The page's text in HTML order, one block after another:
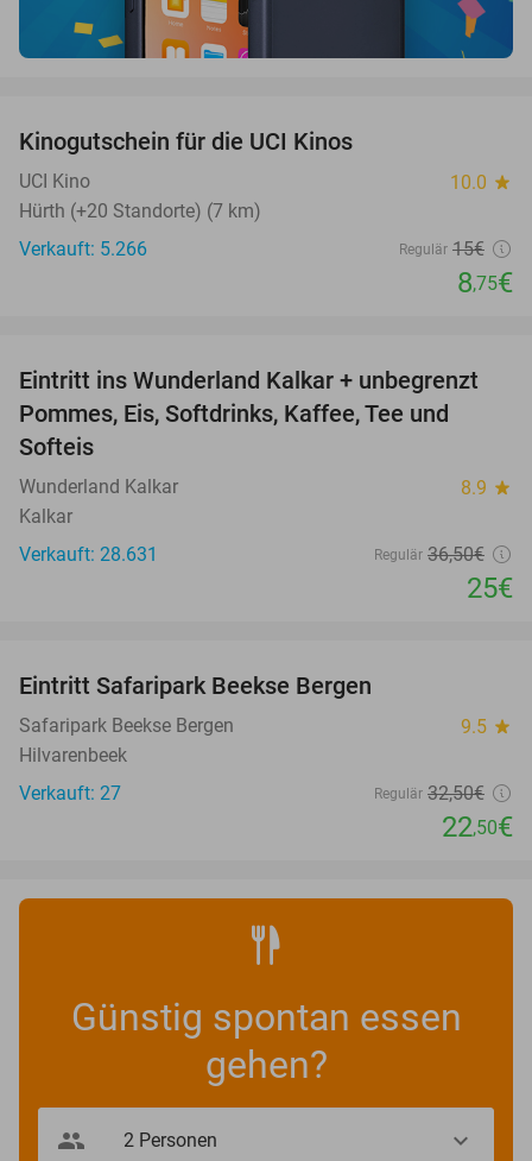
Kinogutschein für die UCI Kinos
UCI Kino 10.0 star
Hürth (+20 Standorte) (7 km)
Verkauft: 5.266
Regulär 15€
8,75€
32%
Eintritt ins Wunderland Kalkar + unbegrenzt
Pommes, Eis, Softdrinks, Kaffee, Tee und
Softeis
Wunderland Kalkar 8.9 star
Kalkar
Verkauft: 28.631
Regulär 36,50€
25€
TODAY
Eintritt Safaripark Beekse Bergen
Safaripark Beekse Bergen 9.5 star
Hilvarenbeek
Verkauft: 27
Regulär 32,50€
22,50€
Günstig spontan essen
gehen?